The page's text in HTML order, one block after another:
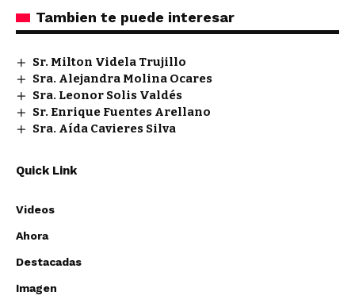
Tambien te puede interesar
Sr. Milton Videla Trujillo
Sra. Alejandra Molina Ocares
Sra. Leonor Solis Valdés
Sr. Enrique Fuentes Arellano
Sra. Aída Cavieres Silva
Quick Link
Videos
Ahora
Destacadas
Imagen